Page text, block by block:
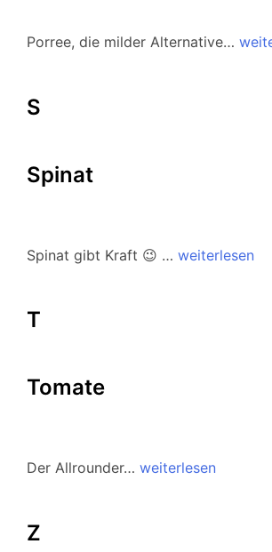
Porree, die milder Alternative…
S
Spinat
Spinat gibt Kraft 😉 … weiterlesen
T
Tomate
Der Allrounder… weiterlesen
Z